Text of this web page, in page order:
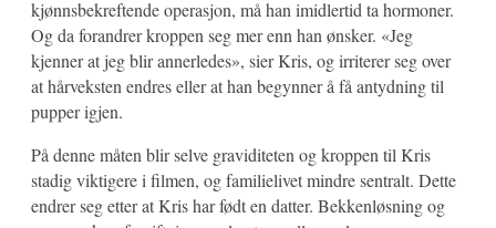
kjønnsbekreftende operasjon, må han imidlertid ta hormoner.
Og da forandrer kroppen seg mer enn han ønsker. «Jeg
kjenner at jeg blir annerledes», sier Kris, og irriterer seg over
at hårveksten endres eller at han begynner å få antydning til
pupper igjen.
På denne måten blir selve graviditeten og kroppen til Kris
stadig viktigere i filmen, og familielivet mindre sentralt. Dette
endrer seg etter at Kris har født en datter. Bekkenløsning og